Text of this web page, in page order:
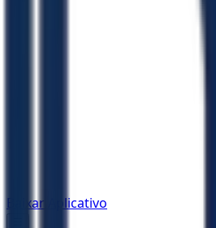
Baixar Aplicativo